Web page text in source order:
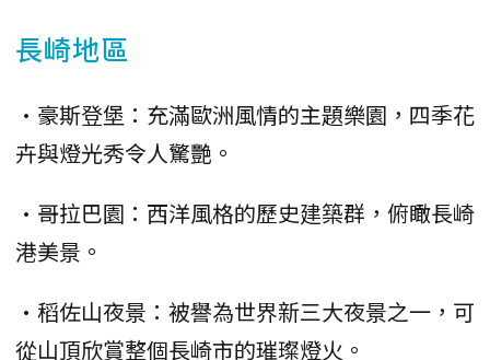
長崎地區
•豪斯登堡：充滿歐洲風情的主題樂園，四季花
卉與燈光秀令人驚艷。
•哥拉巴園：西洋風格的歷史建築群，俯瞰長崎
港美景。
•稻佐山夜景：被譽為世界新三大夜景之一，可
從山頂欣賞整個長崎市的璀璨燈火。